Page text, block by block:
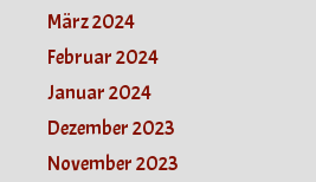
März 2024
Februar 2024
Januar 2024
Dezember 2023
November 2023